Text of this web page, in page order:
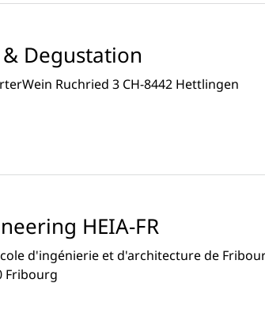
Degustation
Ruchried 3 CH-8442 Hettlingen
HEIA-FR
d'ingénierie et d'architecture de
Fribourg